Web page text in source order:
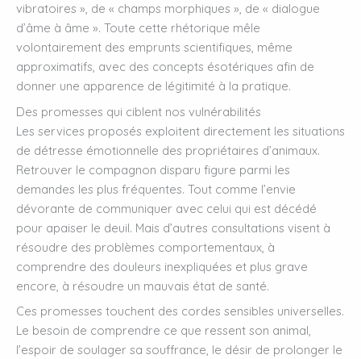
vibratoires », de « champs morphiques », de « dialogue
d’âme à âme ». Toute cette rhétorique mêle
volontairement des emprunts scientifiques, même
approximatifs, avec des concepts ésotériques afin de
donner une apparence de légitimité à la pratique.
Des promesses qui ciblent nos vulnérabilités
Les services proposés exploitent directement les situations
de détresse émotionnelle des propriétaires d’animaux.
Retrouver le compagnon disparu figure parmi les
demandes les plus fréquentes. Tout comme l’envie
dévorante de communiquer avec celui qui est décédé
pour apaiser le deuil. Mais d’autres consultations visent à
résoudre des problèmes comportementaux, à
comprendre des douleurs inexpliquées et plus grave
encore, à résoudre un mauvais état de santé.
Ces promesses touchent des cordes sensibles universelles.
Le besoin de comprendre ce que ressent son animal,
l’espoir de soulager sa souffrance, le désir de prolonger le